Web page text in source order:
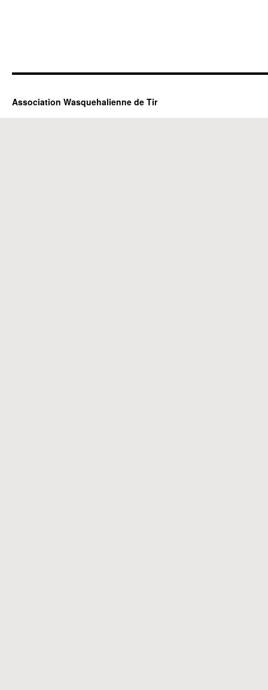
Association Wasquehalienne de Tir